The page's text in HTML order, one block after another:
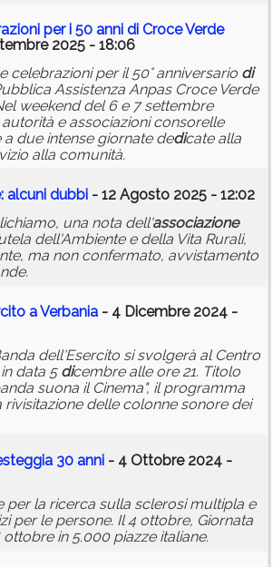
per i 50 anni di Croce Verde
2025 - 18:06
celebrazioni per il 50° anniversario di
Assistenza Anpas Croce Verde
weekend del 6 e 7 settembre
e associazioni consorelle
due intense giornate dedicate alla
alla comunità.
alcuni dubbi - 12 Agosto 2025 - 12:02
una nota dell'associazione
dell'Ambiente e della Vita Rurali,
ma non confermato, avvistamento
a Verbania - 4 Dicembre 2024 -
dell'Esercito si svolgerà al Centro
data 5 dicembre alle ore 21. Titolo
suona il Cinema", il programma
rivisitazione delle colonne sonore dei
30 anni - 4 Ottobre 2024 -
per la ricerca sulla sclerosi multipla e
per le persone. Il 4 ottobre, Giornata
in 5.000 piazze italiane.